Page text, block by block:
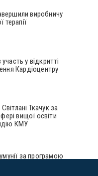
виробничу
терапії
у відкритті
Кардіоцентру
Ткачук за
вищої освіти
КМУ
за програмою